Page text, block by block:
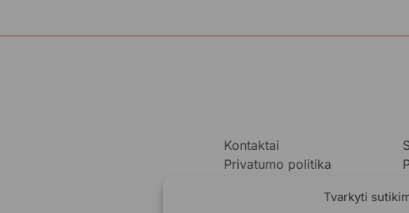
Tvarkyti
Kontaktai
Privatumo politika